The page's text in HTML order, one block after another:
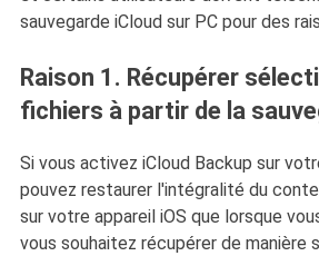
sauvegarde iCloud sur PC pour des
Raison 1. Récupérer
fichiers à partir de la
Si vous activez iCloud Backup sur
pouvez restaurer l'intégralité du
sur votre appareil iOS que lorsque
vous souhaitez récupérer de manière